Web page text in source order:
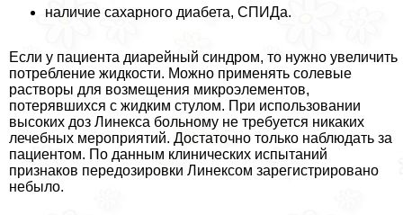
наличие сахарного диабета, СПИДа.
Если у пациента диарейный синдром, то нужно увеличить
потрeбление жидкости. Можно применять солевые
растворы для возмещения микроэлементов,
потерявшихся с жидким стулом. При использовании
высоких доз Линекса больному не требуется никаких
лечебных мероприятий. Достаточно только наблюдать за
пациентом. По данным клинических испытаний
признаков передозировки Линексом зарегистрировано
небыло.